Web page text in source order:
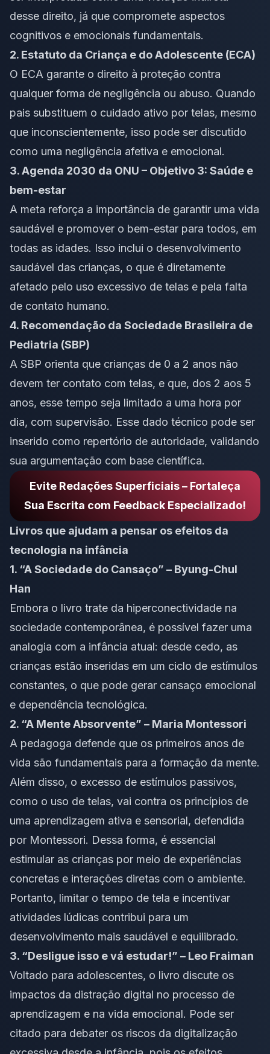
desse direito, já que compromete aspectos
cognitivos e emocionais fundamentais.
2. Estatuto da Criança e do Adolescente (ECA)
O ECA garante o direito à proteção contra
qualquer forma de negligência ou abuso. Quando
pais substituem o cuidado ativo por telas, mesmo
que inconscientemente, isso pode ser discutido
como uma negligência afetiva e emocional.
3. Agenda 2030 da ONU – Objetivo 3: Saúde e
bem-estar
A meta reforça a importância de garantir uma vida
saudável e promover o bem-estar para todos, em
todas as idades. Isso inclui o desenvolvimento
saudável das crianças, o que é diretamente
afetado pelo uso excessivo de telas e pela falta
de contato humano.
4. Recomendação da Sociedade Brasileira de
Pediatria (SBP)
A SBP orienta que crianças de 0 a 2 anos não
devem ter contato com telas, e que, dos 2 aos 5
anos, esse tempo seja limitado a uma hora por
dia, com supervisão. Esse dado técnico pode ser
inserido como repertório de autoridade, validando
sua argumentação com base científica.
Evite Redações Superficiais – Fortaleça
Sua Escrita com Feedback Especializado!
Livros que ajudam a pensar os efeitos da
tecnologia na infância
1. “A Sociedade do Cansaço” – Byung-Chul
Han
Embora o livro trate da hiperconectividade na
sociedade contemporânea, é possível fazer uma
analogia com a infância atual: desde cedo, as
crianças estão inseridas em um ciclo de estímulos
constantes, o que pode gerar cansaço emocional
e dependência tecnológica.
2. “A Mente Absorvente” – Maria Montessori
A pedagoga defende que os primeiros anos de
vida são fundamentais para a formação da mente.
Além disso, o excesso de estímulos passivos,
como o uso de telas, vai contra os princípios de
uma aprendizagem ativa e sensorial, defendida
por Montessori. Dessa forma, é essencial
estimular as crianças por meio de experiências
concretas e interações diretas com o ambiente.
Portanto, limitar o tempo de tela e incentivar
atividades lúdicas contribui para um
desenvolvimento mais saudável e equilibrado.
3. “Desligue isso e vá estudar!” – Leo Fraiman
Voltado para adolescentes, o livro discute os
impactos da distração digital no processo de
aprendizagem e na vida emocional. Pode ser
citado para debater os riscos da digitalização